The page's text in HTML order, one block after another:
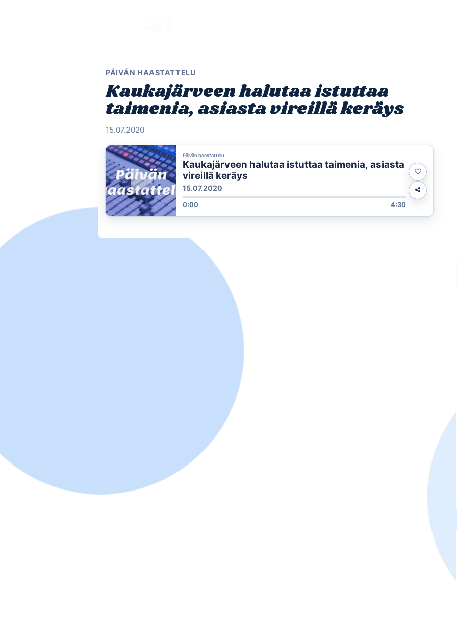
PÄIVÄN HAASTATTELU
Kaukajärveen halutaa istuttaa
taimenia, asiasta vireillä keräys
15.07.2020
Päivän haastattelu
Kaukajärveen halutaa istuttaa taimenia, asiasta
vireillä keräys
15.07.2020
0:00 4:30